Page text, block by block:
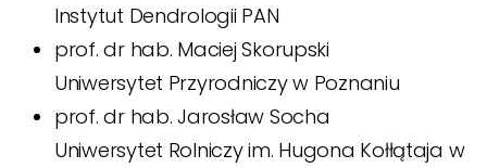
Instytut Dendrologii PAN
prof. dr hab. Maciej Skorupski
Uniwersytet Przyrodniczy w Poznaniu
prof. dr hab. Jarosław Socha
Uniwersytet Rolniczy im. Hugona Kołłątaja w